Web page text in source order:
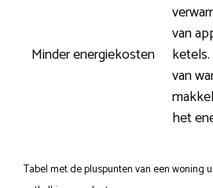
Minder energiekosten
van
van
het
Tabel met de pluspunten van een woning